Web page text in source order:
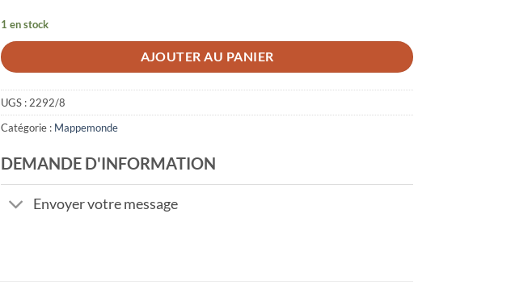
1 en stock
AJOUTER AU PANIER
UGS : 2292/8
Catégorie : Mappemonde
DEMANDE D'INFORMATION
Envoyer votre message